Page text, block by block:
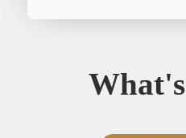
What's